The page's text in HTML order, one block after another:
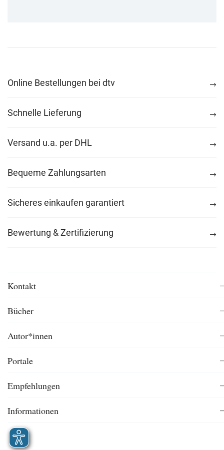
Online Bestellungen bei dtv
Schnelle Lieferung
Versand u.a. per DHL
Bequeme Zahlungsarten
Sicheres einkaufen garantiert
Bewertung & Zertifizierung
Kontakt
Bücher
Autor*innen
Portale
Empfehlungen
Informationen